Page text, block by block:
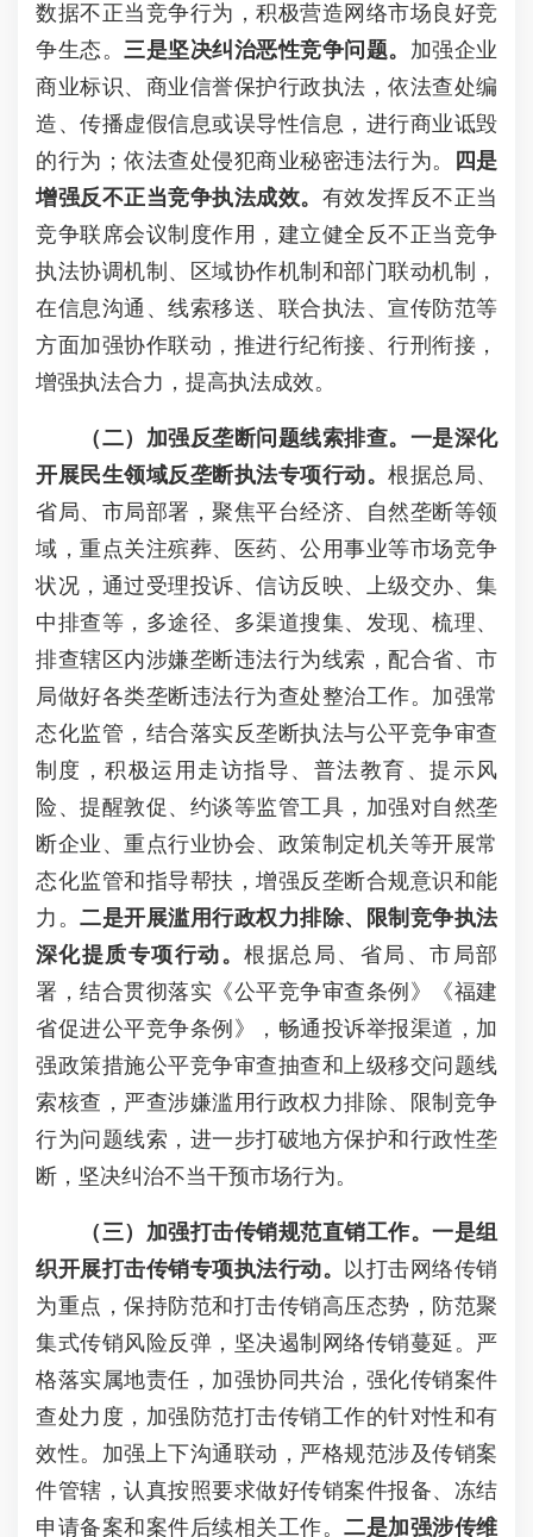
数据不正当竞争行为，积极营造网络市场良好竞
争生态。 三是坚决纠治恶性竞争问题。 加强企业
商业标识、商业信誉保护行政执法，依法查处编
造、传播虚假信息或误导性信息，进行商业诋毁
的行为；依法查处侵犯商业秘密违法行为。
四是
增强反不正当竞争执法成效。 有效发挥反不正当
竞争联席会议制度作用，建立健全反不正当竞争
执法协调机制、区域协作机制和部门联动机制，
在信息沟通、线索移送、联合执法、宣传防范等
方面加强协作联动，推进行纪衔接、行刑衔接，
增强执法合力，提高执法成效。
（二）加强反垄断问题线索排查。 一是深化
开展民生领域反垄断执法专项行动。 根据总局、
省局、市局部署，聚焦平台经济、自然垄断等领
域，重点关注殡葬、医药、公用事业等市场竞争
状况，通过受理投诉、信访反映、上级交办、集
中排查等，多途径、多渠道搜集、发现、梳理、
排查辖区内涉嫌垄断违法行为线索，配合省、市
局做好各类垄断违法行为查处整治工作。加强常
态化监管，结合落实反垄断执法与公平竞争审查
制度，积极运用走访指导、普法教育、提示风
险、提醒敦促、约谈等监管工具，加强对自然垄
断企业、重点行业协会、政策制定机关等开展常
态化监管和指导帮扶，增强反垄断合规意识和能
力。 二是开展滥用行政权力排除、限制竞争执法
深化提质专项行动。根据总局、省局、市局部
署，结合贯彻落实《公平竞争审查条例》《福建
省促进公平竞争条例》，畅通投诉举报渠道，加
强政策措施公平竞争审查抽查和上级移交问题线
索核查，严查涉嫌滥用行政权力排除、限制竞争
行为问题线索，进一步打破地方保护和行政性垄
断，坚决纠治不当干预市场行为。
（三）加强打击传销规范直销工作。 一是组
织开展打击传销专项执法行动。
以打击网络传销
为重点，保持防范和打击传销高压态势，防范聚
集式传销风险反弹，坚决遏制网络传销蔓延。严
格落实属地责任，加强协同共治，强化传销案件
查处力度，加强防范打击传销工作的针对性和有
效性。加强上下沟通联动，严格规范涉及传销案
件管辖，认真按照要求做好传销案件报备、冻结
申请备案和案件后续相关工作。 二是加强涉传维